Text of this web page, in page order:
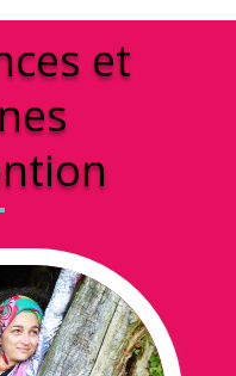
et